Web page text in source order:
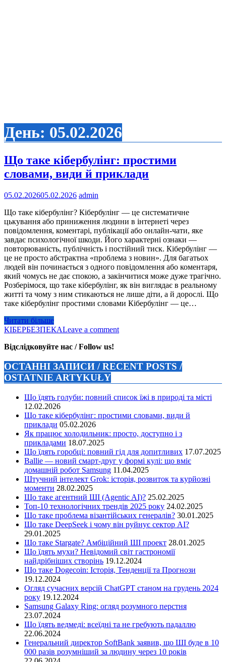
День: 05.02.2026
Що таке кібербулінг: простими
словами, види й приклади
05.02.202605.02.2026 admin
Що таке кібербулінг? Кібербулінг — це систематичне
цькування або приниження людини в інтернеті через
повідомлення, коментарі, публікації або онлайн-чати, яке
завдає психологічної шкоди. Його характерні ознаки —
повторюваність, публічність і постійний тиск. Кібербулінг —
це не просто абстрактна «проблема з новин». Для багатьох
людей він починається з одного повідомлення або коментаря,
який чомусь не дає спокою, а закінчитися може дуже трагічно.
Розберімося, що таке кібербулінг, як він виглядає в реальному
житті та чому з ним стикаються не лише діти, а й дорослі. Що
таке кібербулінг простими словами Кібербулінг — це…
Читати більше
КІБЕРБЕЗПЕКАLeave a comment
Відслідковуйте нас / Follow us!
ОСТАННІ ЗАПИСИ / RECENT POSTS /
OSTATNIE ARTYKUŁY
Що їдять голуби: повний список їжі в природі та місті
12.02.2026
Що таке кібербулінг: простими словами, види й
приклади 05.02.2026
Як працює холодильник: просто, доступно і з
прикладами 18.07.2025
Що їдять горобці: повний гід для допитливих 17.07.2025
Ballie — новий смарт-друг у формі кулі: що вміє
домашній робот Samsung 11.04.2025
Штучний інтелект Grok: історія, розвиток та курйозні
моменти 28.02.2025
Що таке агентний ШІ (Agentic AI)? 25.02.2025
Топ-10 технологічних трендів 2025 року 24.02.2025
Що таке проблема візантійських генералів? 30.01.2025
Що таке DeepSeek і чому він руйнує сектор АІ?
29.01.2025
Що таке Stargate? Амбіційний ШІ проект 28.01.2025
Що їдять мухи? Невідомий світ гастрономії
найдрібніших створінь 19.12.2024
Що таке Dogecoin: Історія, Тенденції та Прогнози
19.12.2024
Огляд сучасних версій ChatGPT станом на грудень 2024
року 19.12.2024
Samsung Galaxy Ring: огляд розумного перстня
23.07.2024
Що їдять ведмеді: всеїдні та не гребують падаллю
22.06.2024
Генеральний директор SoftBank заявив, що ШІ буде в 10
000 разів розумніший за людину через 10 років